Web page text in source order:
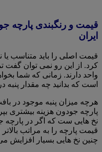
ایران
قیمت اصلی را باید متناسب
کرد. از این رو نمی توان
واحد دارند. زمانی که شما
است که بدانید چه مقدار پنبه
هرچه میزان پنبه موجود در
پارچه جودون هزینه بیشتری
نخ هایی ست که اگر در پارچه
قیمت پارچه را به مراتب
چنین نخ هایی بسیار افزایش می